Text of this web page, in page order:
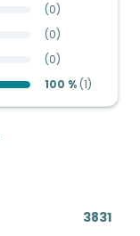
(0)
(0)
(0)
100 % (1)
3831